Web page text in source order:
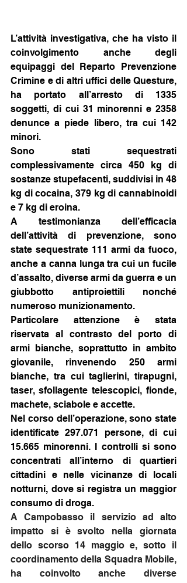
L’attività investigativa, che ha visto il
coinvolgimento anche degli
equipaggi del Reparto Prevenzione
Crimine e di altri uffici delle Questure,
ha portato all’arresto di 1335
soggetti, di cui 31 minorenni e 2358
denunce a piede libero, tra cui 142
minori.
Sono stati sequestrati
complessivamente circa 450 kg di
sostanze stupefacenti, suddivisi in 48
kg di cocaina, 379 kg di cannabinoidi
e 7 kg di eroina.
A testimonianza dell’efficacia
dell’attività di prevenzione, sono
state sequestrate 111 armi da fuoco,
anche a canna lunga tra cui un fucile
d’assalto, diverse armi da guerra e un
giubbotto antiproiettili nonché
numeroso munizionamento.
Particolare attenzione è stata
riservata al contrasto del porto di
armi bianche, soprattutto in ambito
giovanile, rinvenendo 250 armi
bianche, tra cui taglierini, tirapugni,
taser, sfollagente telescopici, fionde,
machete, sciabole e accette.
Nel corso dell’operazione, sono state
identificate 297.071 persone, di cui
15.665 minorenni. I controlli si sono
concentrati all’interno di quartieri
cittadini e nelle vicinanze di locali
notturni, dove si registra un maggior
consumo di droga.
A Campobasso il servizio ad alto
impatto si è svolto nella giornata
dello scorso 14 maggio e, sotto il
coordinamento della Squadra Mobile,
ha coinvolto anche diverse